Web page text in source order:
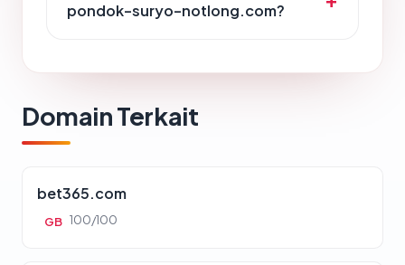
pondok-suryo-notlong.com?
Domain Terkait
bet365.com
GB 100/100